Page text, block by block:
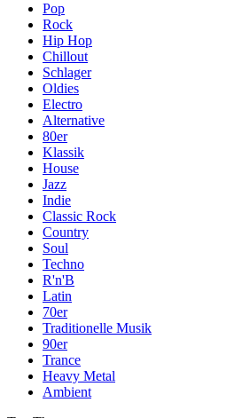
Pop
Rock
Hip Hop
Chillout
Schlager
Oldies
Electro
Alternative
80er
Klassik
House
Jazz
Indie
Classic Rock
Country
Soul
Techno
R'n'B
Latin
70er
Traditionelle Musik
90er
Trance
Heavy Metal
Ambient